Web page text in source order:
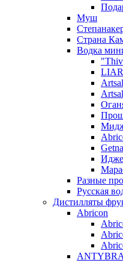
Муш
Страна
Водка
Разные
Русская
Дистилляты
Abricon